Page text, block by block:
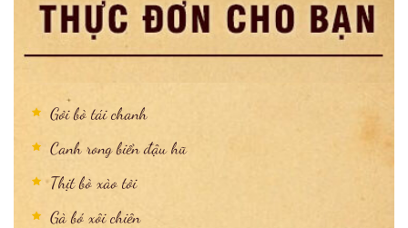
Gỏi bò tái chanh
Canh rong biển đậu hũ
Thịt bò xào tỏi
Gà bó xôi chiên